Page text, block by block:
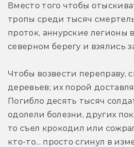
Вместо того чтобы
тропы среди тысяч
проток, аннурские легионы
северном берегу и взялись
Чтобы возвести переправу,
деревьев; их порой
Погибло десять тысяч
одолели болезни, других
то съел крокодил или
кто-то... просто сгинул в